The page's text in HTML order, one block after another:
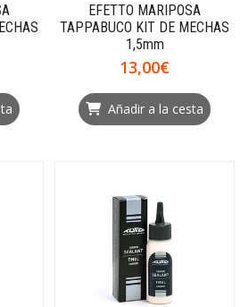
EFETTO MARIPOSA
TAPPABUCO KIT DE MECHAS
1,5mm
13,00€
Añadir a la cesta